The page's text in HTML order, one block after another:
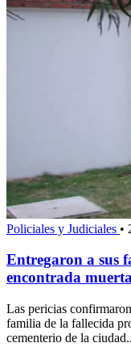
Policiales y Judiciales •
Entregaron a sus
encontrada
Las pericias
familia de la fallecida
cementerio de la